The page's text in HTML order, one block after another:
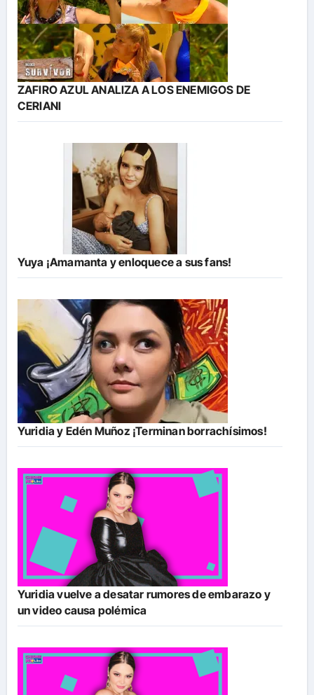
ZAFIRO AZUL ANALIZA A LOS ENEMIGOS DE
CERIANI
Yuya ¡Amamanta y enloquece a sus fans!
Yuridia y Edén Muñoz ¡Terminan borrachísimos!
Yuridia vuelve a desatar rumores de embarazo y
un video causa polémica